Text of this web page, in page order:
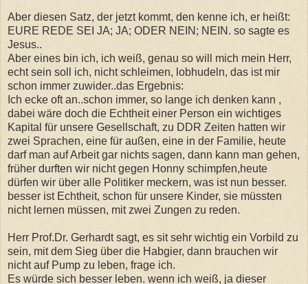
Aber diesen Satz, der jetzt kommt, den kenne ich, er heißt:
EURE REDE SEI JA; JA; ODER NEIN; NEIN. so sagte es
Jesus..
Aber eines bin ich, ich weiß, genau so will mich mein Herr,
echt sein soll ich, nicht schleimen, lobhudeln, das ist mir
schon immer zuwider..das Ergebnis:
Ich ecke oft an..schon immer, so lange ich denken kann ,
dabei wäre doch die Echtheit einer Person ein wichtiges
Kapital für unsere Gesellschaft, zu DDR Zeiten hatten wir
zwei Sprachen, eine für außen, eine in der Familie, heute
darf man auf Arbeit gar nichts sagen, dann kann man gehen,
früher durften wir nicht gegen Honny schimpfen,heute
dürfen wir über alle Politiker meckern, was ist nun besser.
besser ist Echtheit, schon für unsere Kinder, sie müssten
nicht lernen müssen, mit zwei Zungen zu reden.
Herr Prof.Dr. Gerhardt sagt, es sit sehr wichtig ein Vorbild zu
sein, mit dem Sieg über die Habgier, dann brauchen wir
nicht auf Pump zu leben, frage ich.
Es würde sich besser leben. wenn ich weiß, ja dieser